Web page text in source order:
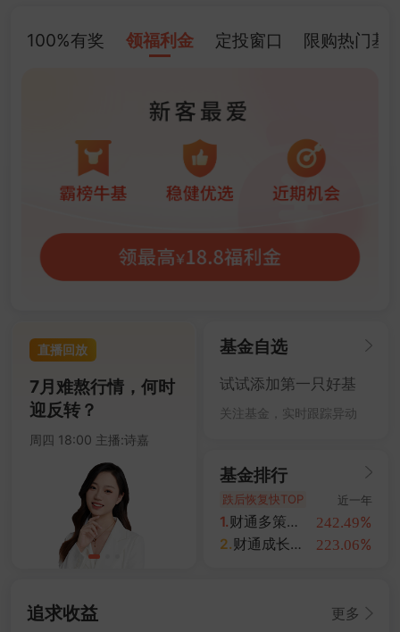
100%有奖 领福利金 定投窗口 限购热门基
直播回放
7月难熬行情，何时
迎反转？
周四 18:00 主播:诗嘉
今日热点
上证指数 3940.04 +1.02%
深证成指 14311.01 +1.42%
创业板指 3563.12 +1.35%
上证指数 3940.04 +1.02%
CSWD生科
CS创新药
+6.76%
金融科技
-1.50%
基金自选
试试添加第一只好基
关注基金，实时跟踪异动
基金排行
跌后恢复快TOP 近一年
1. 财通多策略福鑫定期开放灵活配置混合 242.49%
2. 财通成长优选混合A 223.06%
追求收益 更多